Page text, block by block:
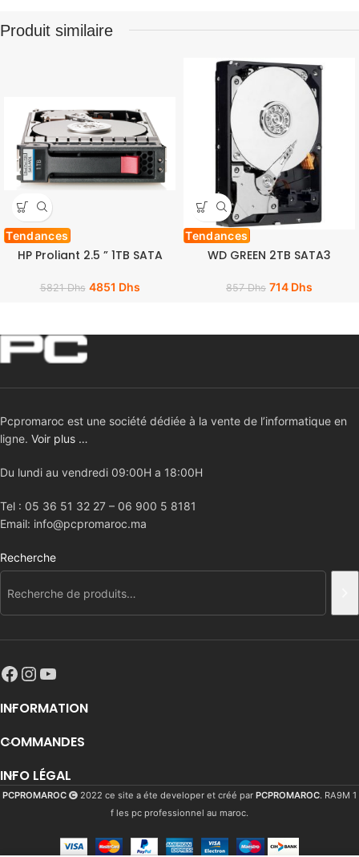
Produit similaire
Tendances
HP Proliant 2.5 ” 1TB SATA
5821Dhs 4851 Dhs
Tendances
WD GREEN 2TB SATA3
857Dhs 714 Dhs
Pcpromaroc est une société dédiée à la vente de l’informatique en
ligne. Voir plus …
Du lundi au vendredi 09:00H a 18:00H
Tel : 05 36 51 32 27 – 06 900 5 8181
Email: info@pcpromaroc.ma
Recherche
INFORMATION
COMMANDES
INFO LÉGAL
PCPROMAROC 2022 ce site a éte developer et créé par PCPROMAROC. RA9M 1
f les pc professionnel au maroc.